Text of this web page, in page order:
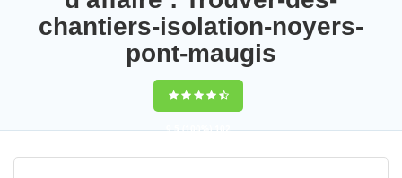
chantiers-isolation-noyers-
pont-maugis
9,5(100%)102
votes